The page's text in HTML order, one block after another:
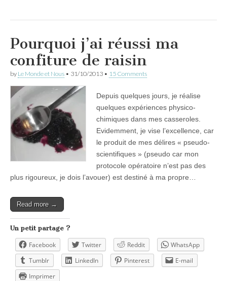
Pourquoi j’ai réussi ma
confiture de raisin
by Le Monde et Nous • 31/10/2013 • 15 Comments
Depuis quelques jours, je réalise
quelques expériences physico-
chimiques dans mes casseroles.
Evidemment, je vise l’excellence, car
le produit de mes délires « pseudo-
scientifiques » (pseudo car mon
protocole opératoire n’est pas des
plus rigoureux, je dois l’avouer) est destiné à ma propre…
Read more →
Un petit partage ?
Facebook Twitter Reddit
WhatsApp
Tumblr
LinkedIn Pinterest
E-mail
Imprimer